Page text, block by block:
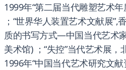
1999年“第二届当代雕塑艺术
；“世界华人装置艺术文献展”,
质的书写方式—中国当代艺术
美术馆) ；“失控”当代艺术展，
1996年“中国当代艺术研究文献